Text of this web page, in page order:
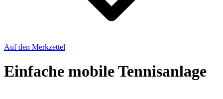
Auf den Merkzettel
Einfache mobile Tennisanlage